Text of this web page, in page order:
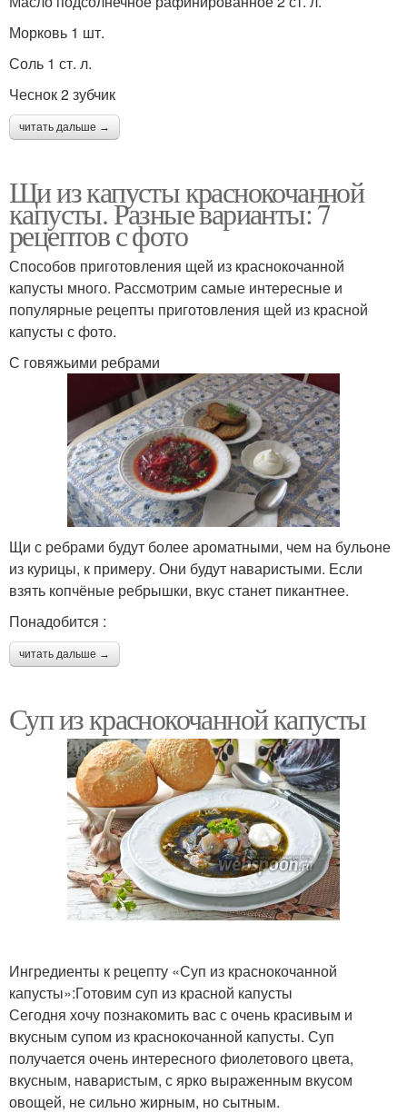
Морковь 1 шт.
Соль 1 ст. л.
Чеснок 2 зубчик
читать дальше →
Щи из капусты краснокочанной
капусты. Разные варианты: 7
рецептов с фото
Способов приготовления щей из краснокочанной
капусты много. Рассмотрим самые интересные и
популярные рецепты приготовления щей из красной
капусты с фото.
С говяжьими ребрами
Щи с ребрами будут более ароматными, чем на бульоне
из курицы, к примеру. Они будут наваристыми. Если
взять копчёные ребрышки, вкус станет пикантнее.
Понадобится :
читать дальше →
Суп из краснокочанной капусты
Ингредиенты к рецепту «Суп из краснокочанной
капусты»:Готовим суп из красной капусты
Сегодня хочу познакомить вас с очень красивым и
вкусным супом из краснокочанной капусты. Суп
получается очень интересного фиолетового цвета,
вкусным, наваристым, с ярко выраженным вкусом
овощей, не сильно жирным, но сытным.